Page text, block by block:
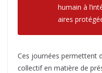
humain à
aires
Ces journées permettent
collectif en matière de